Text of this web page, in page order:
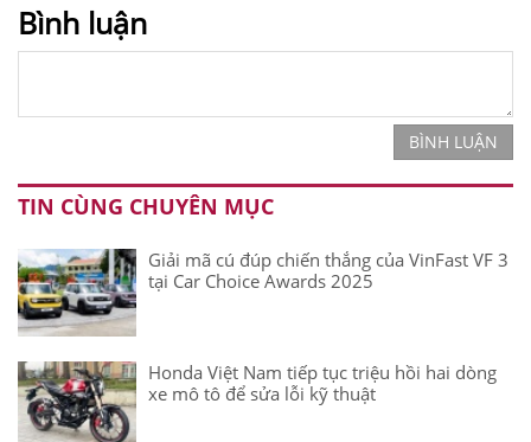
Bình luận
BÌNH LUẬN
TIN CÙNG CHUYÊN MỤC
Giải mã cú đúp chiến thắng của VinFast VF 3
tại Car Choice Awards 2025
Honda Việt Nam tiếp tục triệu hồi hai dòng
xe mô tô để sửa lỗi kỹ thuật